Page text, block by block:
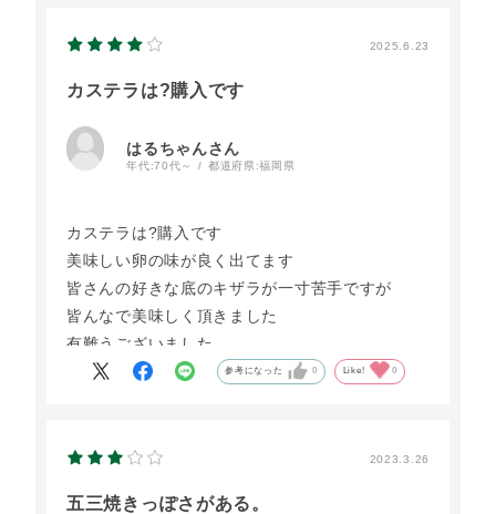
2025.6.23
カステラは?購入です
はるちゃんさん
年代:70代～ 都道府県:福岡県
カステラは?購入です
美味しい卵の味が良く出てます
皆さんの好きな底のキザラが一寸苦手ですが
皆んなで美味しく頂きました
有難うございました
参考になった 0 Like! 0
2023.3.26
五三焼きっぽさがある。